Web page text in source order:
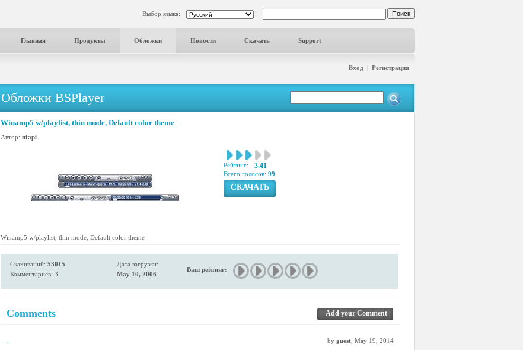
Выбор языка:
Главная Продукты Обложки Новости Скачать Support
Вход | Регистрация
Обложки BSPlayer
Winamp5 w/playlist, thin mode, Default color theme
Автор: nfapi
Рейтинг: 3.41
Всего голосов: 99
СКАЧАТЬ
Winamp5 w/playlist, thin mode, Default color theme
Скачиваний: 53015
Комментариев: 3
Дата загрузки:
May 10, 2006
Ваш рейтинг:
Comments Add your Comment
- by guest , May 19, 2014